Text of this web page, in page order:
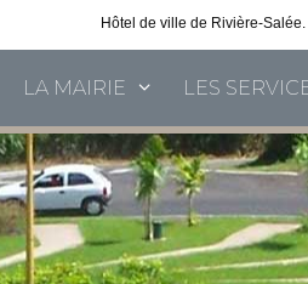
Hôtel de ville de Rivière-
LA MAIRIE LES